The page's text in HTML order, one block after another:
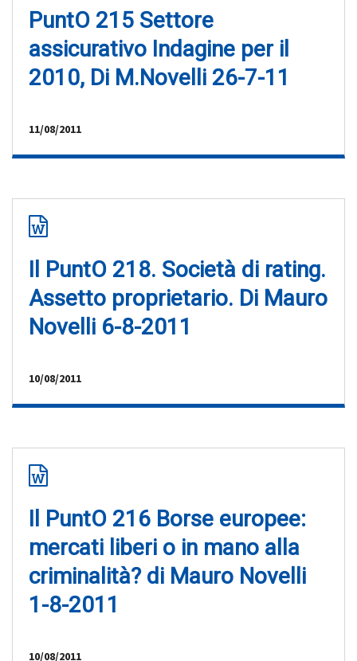
PuntO 215 Settore
assicurativo Indagine per il
2010, Di M.Novelli 26-7-11
11/08/2011
Il PuntO 218. Società di rating.
Assetto proprietario. Di Mauro
Novelli 6-8-2011
10/08/2011
Il PuntO 216 Borse europee:
mercati liberi o in mano alla
criminalità? di Mauro Novelli
1-8-2011
10/08/2011